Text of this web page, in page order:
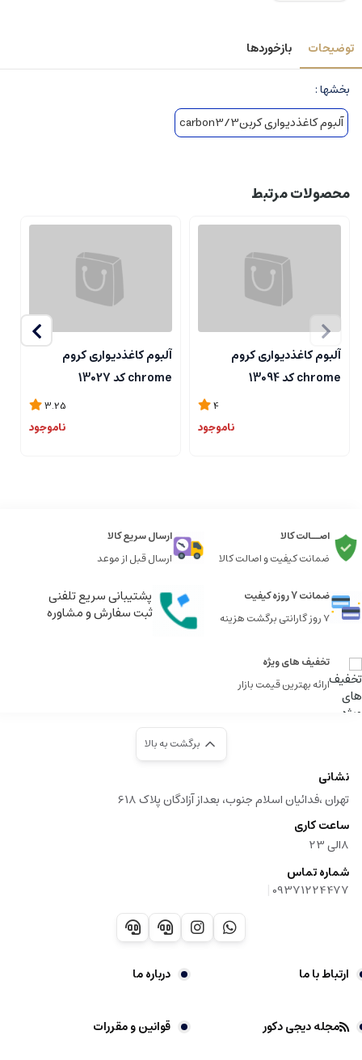
توضیحات بازخوردها
بخشها :
آلبوم کاغذدیواری کربن3/carbon3
محصولات مرتبط
آلبوم کاغذدیواری کروم
chrome کد 13094
4
ناموجود
آلبوم کاغذدیواری کروم
chrome کد 13027
3.25
ناموجود
اصــالت کالا
ضمانت کیفیت و اصالت کالا
ارسال سریع کالا
ارسال قبل از موعد
ضمانت 7 روزه کیفیت
7 روز گارانتی برگشت هزینه
پشتیبانی سریع تلفنی
ثبت سفارش و مشاوره
تخفیف های ویژه
ارائه بهترین قیمت بازار
برگشت به بالا
نشانی
تهران ،فدائیان اسلام جنوب، بعداز آزادگان پلاک 618
ساعت کاری
8الی 23
شماره تماس
09371224477
|
ارتباط با ما درباره ما
مجله دیجی دکور قوانین و مقررات